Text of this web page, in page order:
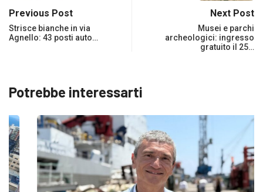
Previous Post
Strisce bianche in via
Agnello: 43 posti auto…
Next Post
Musei e parchi
archeologici: ingresso
gratuito il 25…
Potrebbe interessarti